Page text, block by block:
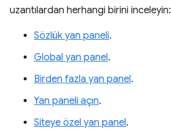
uzantılardan herhangi birini inceleyin:
Sözlük yan paneli.
Global yan panel.
Birden fazla yan panel.
Yan paneli açın.
Siteye özel yan panel.